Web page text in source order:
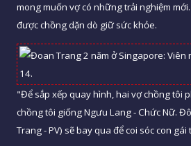
mong muốn vợ có những trải nghiệm
được chồng dặn dò giữ sức khỏe.
"Để sắp xếp quay hình, hai vợ chồng tôi
chồng tôi giống Ngưu Lang - Chức Nữ.
Trang - PV) sẽ bay qua để coi sóc con